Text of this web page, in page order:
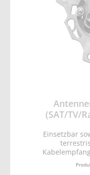
(SAT/TV/
Einsetzbar
für